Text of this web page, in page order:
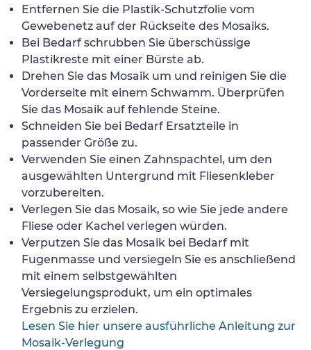
Entfernen Sie die Plastik-Schutzfolie vom
Gewebenetz auf der Rückseite des Mosaiks.
Bei Bedarf schrubben Sie überschüssige
Plastikreste mit einer Bürste ab.
Drehen Sie das Mosaik um und reinigen Sie die
Vorderseite mit einem Schwamm. Überprüfen
Sie das Mosaik auf fehlende Steine.
Schneiden Sie bei Bedarf Ersatzteile in
passender Größe zu.
Verwenden Sie einen Zahnspachtel, um den
ausgewählten Untergrund mit Fliesenkleber
vorzubereiten.
Verlegen Sie das Mosaik, so wie Sie jede andere
Fliese oder Kachel verlegen würden.
Verputzen Sie das Mosaik bei Bedarf mit
Fugenmasse und versiegeln Sie es anschließend
mit einem selbstgewählten
Versiegelungsprodukt, um ein optimales
Ergebnis zu erzielen.
Lesen Sie hier unsere ausführliche Anleitung zur
Mosaik-Verlegung